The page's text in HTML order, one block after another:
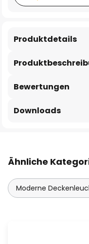
Produktdetails
Bewertungen
Downloads
Ähnliche
Moderne